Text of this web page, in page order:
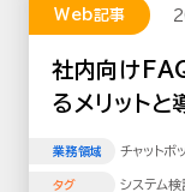
Web記事
社内向け
るメリット
業務領域 チャットボ
タグ システム検